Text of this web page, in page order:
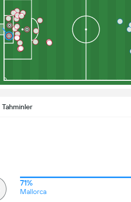
Tahminler
71%
Mallorca